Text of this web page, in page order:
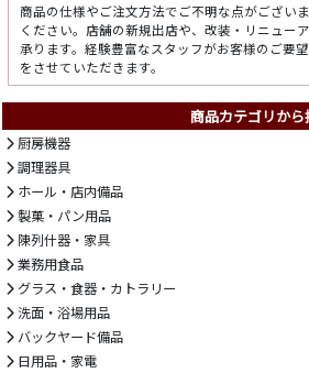
商品の仕様やご注文方法でご不明な点がござい
ください。店舗の新規出店や、改装・リニュー
承ります。経験豊富なスタッフがお客様のご要
をさせていただきます。
商品カテゴリから
厨房機器
調理器具
ホール・店内備品
製菓・パン用品
陳列什器・家具
業務用食品
グラス・食器・カトラリー
洗面・浴場用品
バックヤード備品
日用品・家電